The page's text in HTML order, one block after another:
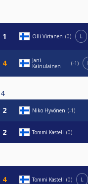
Olli Virtanen 0 L
Jani
Kainulainen
-1
4
Niko Hyvönen -1
Tommi Kastell 0
Tommi Kastell 0 L